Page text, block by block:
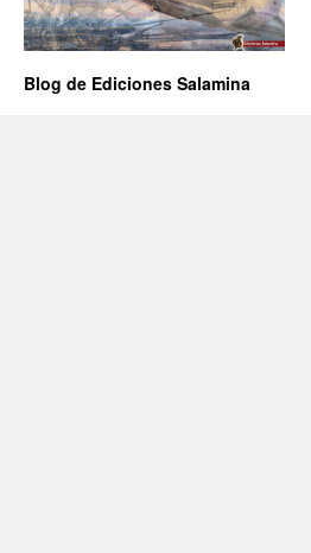
Blog de Ediciones Salamina